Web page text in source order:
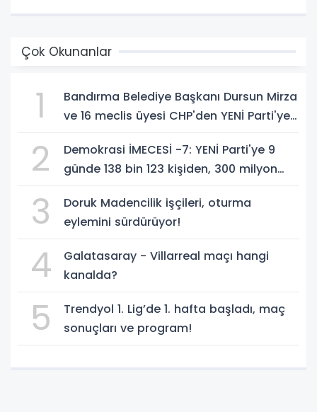
Çok Okunanlar
1
Bandırma Belediye Başkanı Dursun Mirza
ve 16 meclis üyesi CHP'den YENİ Parti'ye
2
Demokrasi İMECESİ -7: YENİ Parti'ye 9
günde 138 bin 123 kişiden, 300 milyon
3
Doruk Madencilik işçileri, oturma
eylemini sürdürüyor!
4
Galatasaray - Villarreal maçı hangi
kanalda?
5
Trendyol 1. Lig’de 1. hafta başladı, maç
sonuçları ve program!